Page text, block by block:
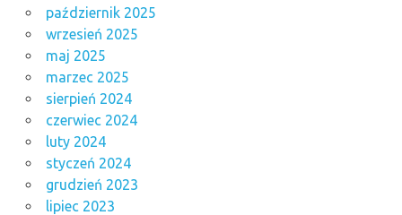
październik 2025
wrzesień 2025
maj 2025
marzec 2025
sierpień 2024
czerwiec 2024
luty 2024
styczeń 2024
grudzień 2023
lipiec 2023